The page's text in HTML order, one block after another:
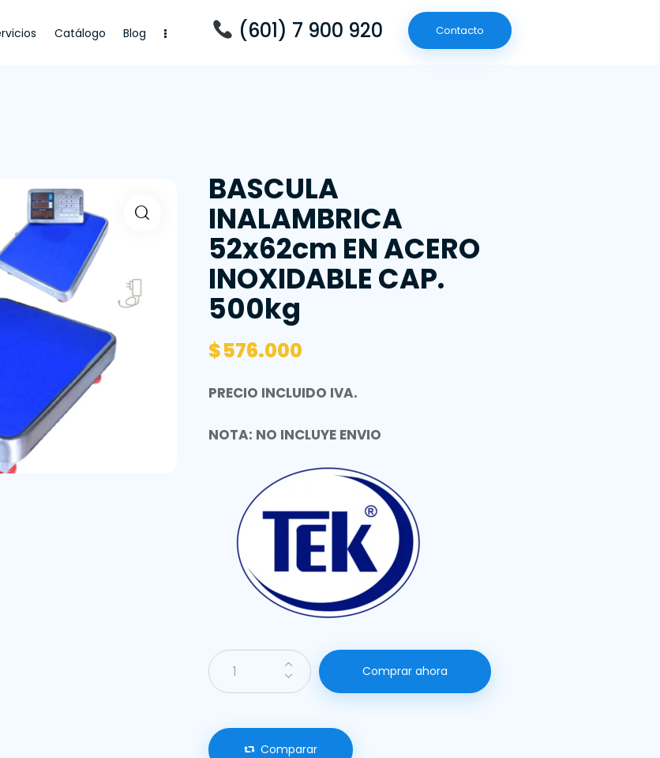
Catálogo Blog (601) 7 900 920 Contacto
BASCULA
INALAMBRICA
52x62cm EN ACERO
INOXIDABLE CAP.
500kg
$576.000
PRECIO INCLUIDO IVA.
NOTA: NO INCLUYE ENVIO
Comprar ahora
Comparar